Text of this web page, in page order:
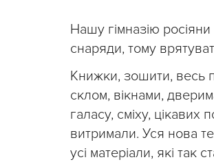
Нашу гімназію
снаряди, тому
Книжки, зошити, весь
склом, вікнами,
галасу, сміху, цікавих
витримали. Уся нова
усі матеріали, які так